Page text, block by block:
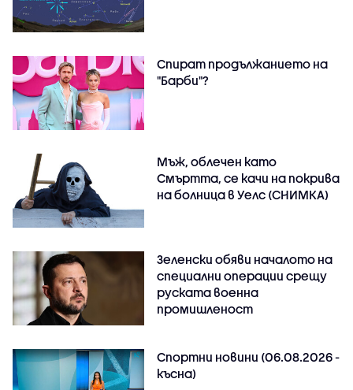
Спират продължанието на
"Барби"?
Мъж, облечен като
Смъртта, се качи на покрива
на болница в Уелс (СНИМКА)
Зеленски обяви началото на
специални операции срещу
руската военна
промишленост
Спортни новини (06.08.2026 -
късна)